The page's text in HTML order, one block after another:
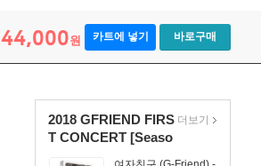
44,000원 카트에 넣기 바로구매
2018 GFRIEND FIRS
T CONCERT [Seaso
더보기